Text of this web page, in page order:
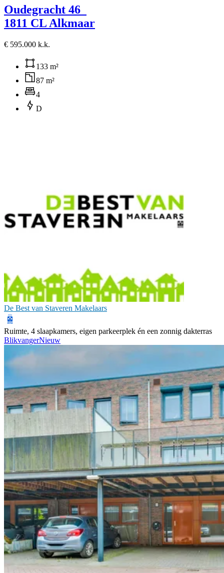
Oudegracht 46
1811 CL Alkmaar
€ 595.000 k.k.
133 m²
87 m²
4
D
De Best van Staveren Makelaars
Ruimte, 4 slaapkamers, eigen parkeerplek én een zonnig dakterras
BlikvangerNieuw